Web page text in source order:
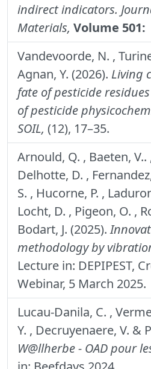
indirect indicators.
Materials, Volume 501:
Vandevoorde, N. ,
Agnan, Y. (2026). Living
fate of pesticide
of pesticide
SOIL, (12), 17–35.
Arnould, Q. , Baeten, V..
Delhotte, D. ,
S. , Hucorne, P. ,
Locht, D. , Pigeon, O. ,
Bodart, J. (2025).
methodology by
Lecture in: DEPIPEST,
Webinar, 5 March 2025.
Lucau-Danila, C. ,
Y. , Decruyenaere, V. &
W@llherbe - OAD pour